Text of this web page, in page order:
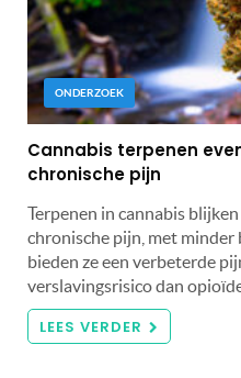
ONDERZOEK
Cannabis terpenen
chronische pijn
Terpenen in cannabis
chronische pijn, met
bieden ze een verbeterde
verslavingsrisico dan
LEES VERDER